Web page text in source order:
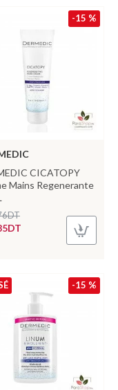
-15 %
CICATOPY
Mains Regenerante
-15 %